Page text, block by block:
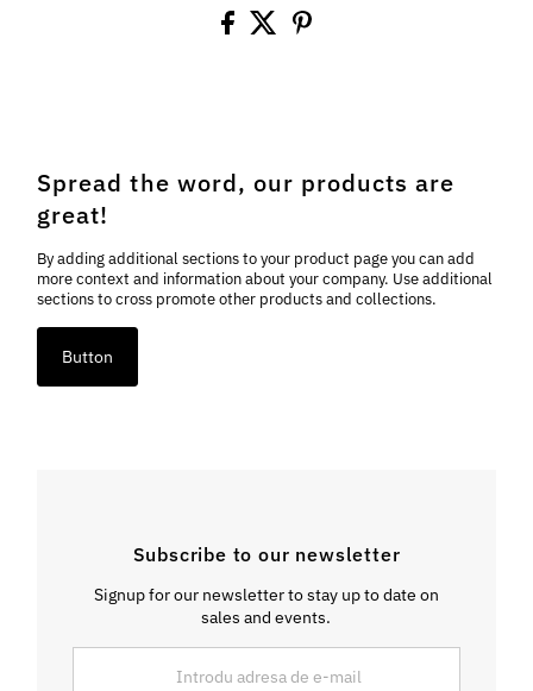
Spread the word, our products are
great!
By adding additional sections to your product page you can add
more context and information about your company. Use additional
sections to cross promote other products and collections.
Button
Subscribe to our newsletter
Signup for our newsletter to stay up to date on
sales and events.